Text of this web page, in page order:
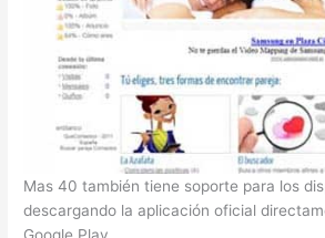
Mas 40 también tiene soporte para los
descargando la aplicación oficial